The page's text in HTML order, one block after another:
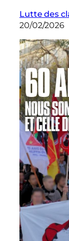
Lutte des
20/02/2026